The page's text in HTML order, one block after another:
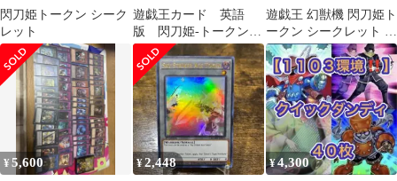
閃刀姫トークン シーク
レット
遊戯王カード 英語
版 閃刀姫-トークン
ノーマル 3枚セット
遊戯王 幻獣機 閃刀姫ト
ークン シークレット 烙
印竜アルビオン 3枚セ
ット
¥5,600 ¥2,448 ¥4,300